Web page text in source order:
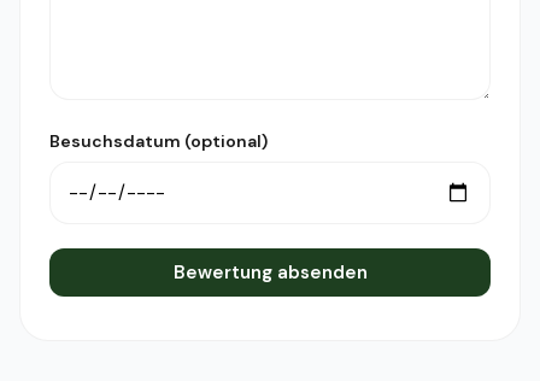
Besuchsdatum (optional)
Bewertung absenden